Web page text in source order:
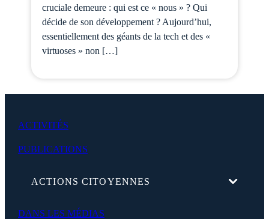
cruciale demeure : qui est ce « nous » ? Qui
décide de son développement ? Aujourd’hui,
essentiellement des géants de la tech et des «
virtuoses » non […]
ACTIVITÉS
PUBLICATIONS
ACTIONS CITOYENNES
DANS LES MÉDIAS